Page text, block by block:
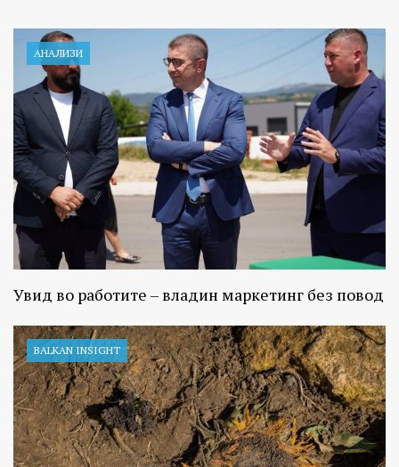
АНАЛИЗИ
Увид во работите – владин маркетинг без повод
BALKAN INSIGHT